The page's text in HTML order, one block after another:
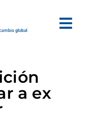
a ex